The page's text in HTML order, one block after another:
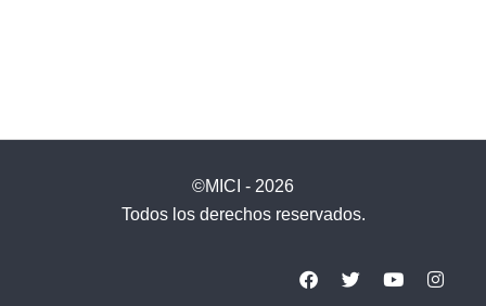
©MICI - 2026
Todos los derechos reservados.